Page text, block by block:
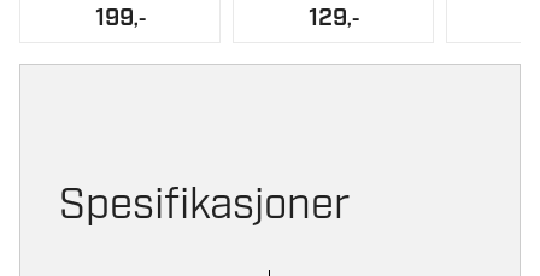
199,- 129,-
Spesifikasjoner